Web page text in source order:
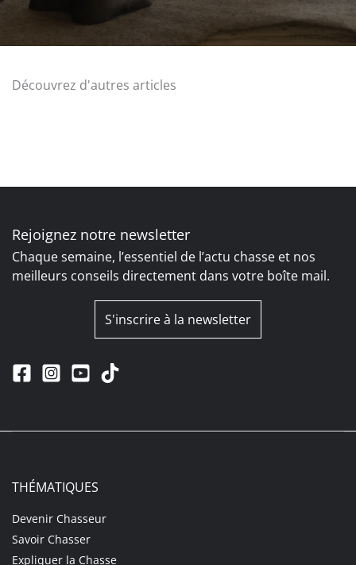
Découvrez d'autres articles
Rejoignez notre newsletter
Chaque semaine, l’essentiel de l’actu chasse et nos
meilleurs conseils directement dans votre boîte mail.
S'inscrire à la newsletter
THÉMATIQUES
Devenir Chasseur
Savoir Chasser
Expliquer la Chasse